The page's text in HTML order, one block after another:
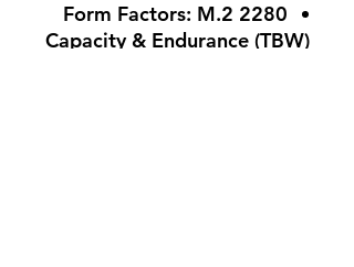
Form Factors: M.2 2280
Capacity & Endurance (TBW)